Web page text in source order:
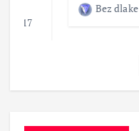
2017
Bez dlake